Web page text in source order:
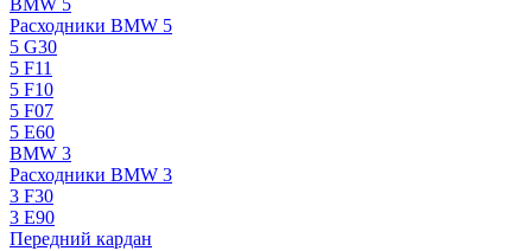
BMW 5
Расходники BMW 5
5 G30
5 F11
5 F10
5 F07
5 E60
BMW 3
Расходники BMW 3
3 F30
3 E90
Передний кардан